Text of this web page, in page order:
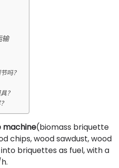
输
吗？
？
machine(biomass briquette
chips, wood sawdust, wood
briquettes as fuel, with a